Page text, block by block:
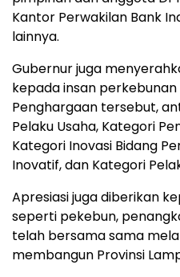
Kantor Perwakilan Bank
lainnya.
Gubernur juga
kepada insan perkebunan
Penghargaan tersebut,
Pelaku Usaha, Kategori
Kategori Inovasi Bidang
Inovatif, dan Kategori
Apresiasi juga diberikan
seperti pekebun,
telah bersama sama
membangun Provinsi